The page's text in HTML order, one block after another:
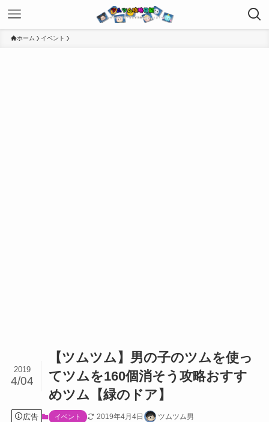
ホーム イベント
【ツムツム】男の子のツムを使っ
てツムを160個消そう攻略おすす
めツム【緑のドア】
2019
4/04
広告 イベント 2019年4月4日 ツムツム男